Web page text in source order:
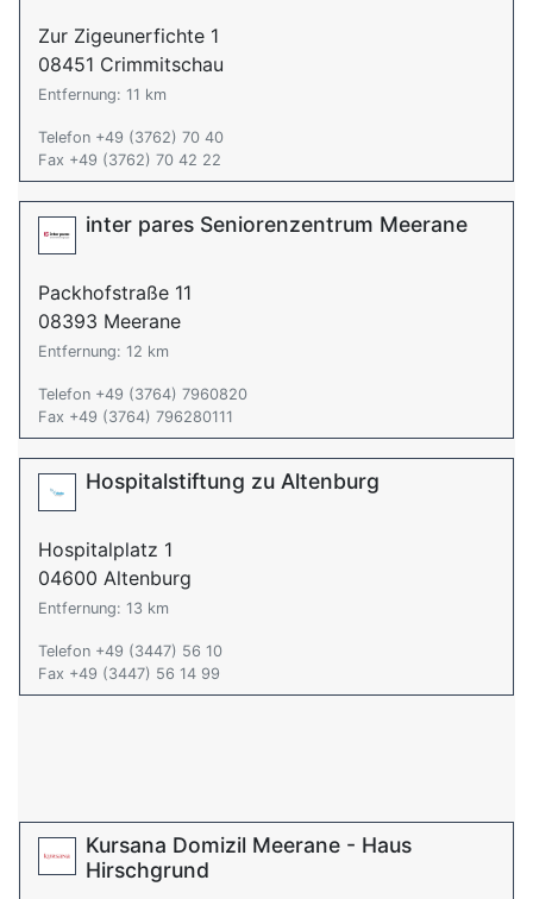
Zur Zigeunerfichte 1
08451 Crimmitschau
Entfernung: 11 km
Telefon +49 (3762) 70 40
Fax +49 (3762) 70 42 22
inter pares Seniorenzentrum Meerane
Packhofstraße 11
08393 Meerane
Entfernung: 12 km
Telefon +49 (3764) 7960820
Fax +49 (3764) 796280111
Hospitalstiftung zu Altenburg
Hospitalplatz 1
04600 Altenburg
Entfernung: 13 km
Telefon +49 (3447) 56 10
Fax +49 (3447) 56 14 99
Kursana Domizil Meerane - Haus
Hirschgrund